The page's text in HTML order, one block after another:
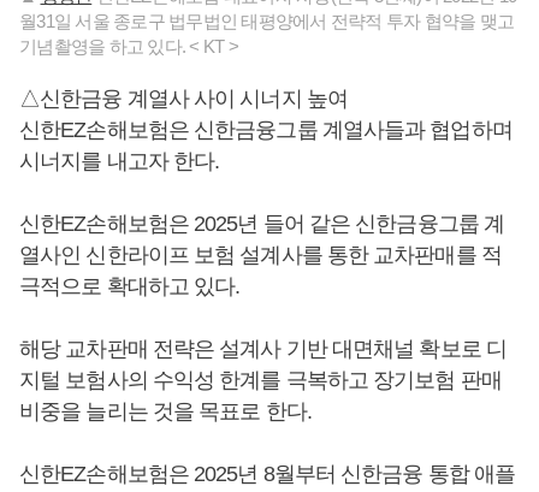
월31일 서울 종로구 법무법인 태평양에서 전략적 투자 협약을 맺고
기념촬영을 하고 있다. < KT >
△신한금융 계열사 사이 시너지 높여
신한EZ손해보험은 신한금융그룹 계열사들과 협업하며
시너지를 내고자 한다.
신한EZ손해보험은 2025년 들어 같은 신한금융그룹 계
열사인 신한라이프 보험 설계사를 통한 교차판매를 적
극적으로 확대하고 있다.
해당 교차판매 전략은 설계사 기반 대면채널 확보로 디
지털 보험사의 수익성 한계를 극복하고 장기보험 판매
비중을 늘리는 것을 목표로 한다.
신한EZ손해보험은 2025년 8월부터 신한금융 통합 애플